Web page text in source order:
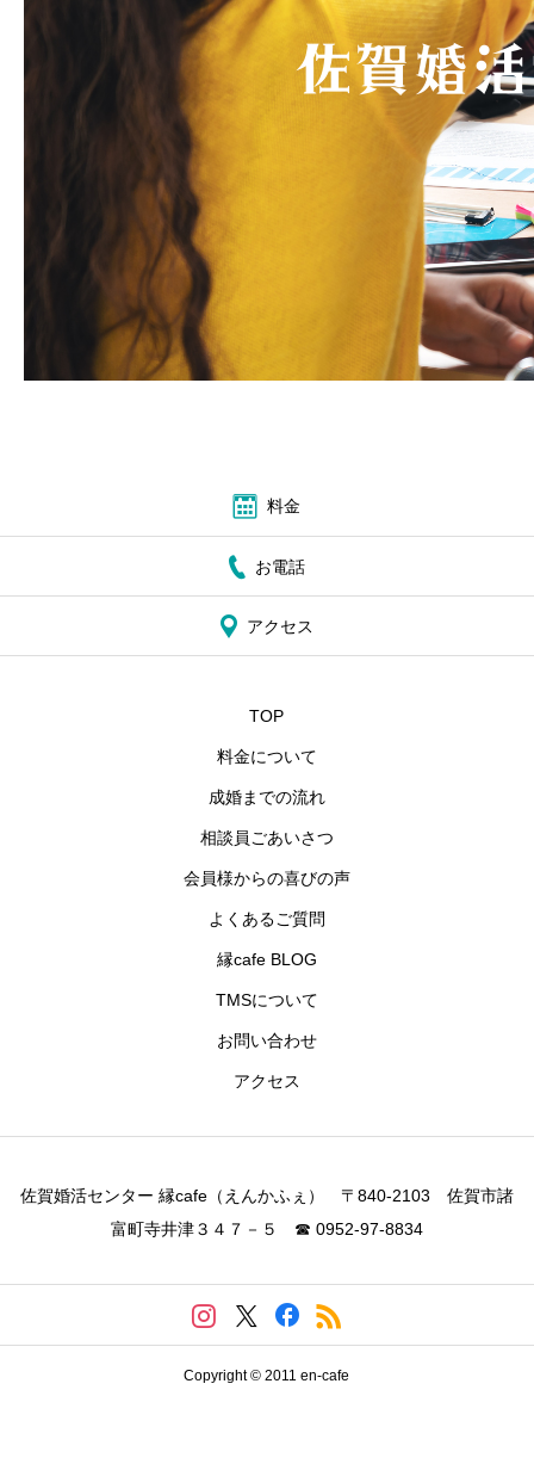
料金
お電話
アクセス
TOP
料金について
成婚までの流れ
相談員ごあいさつ
会員様からの喜びの声
よくあるご質問
縁cafe BLOG
TMSについて
お問い合わせ
アクセス
佐賀婚活センター 縁cafe（えんかふぇ） 〒840-2103 佐賀市諸
富町寺井津３４７－５ ☎ 0952-97-8834
Copyright © 2011 en-cafe